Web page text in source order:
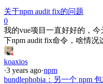
关于npm audit fix的问题
0
我的vue项目一直好好的，
下npm audit fix命令，啥情况
koaxios
·3 years ago·npm
bundlephobia：另一个 npm